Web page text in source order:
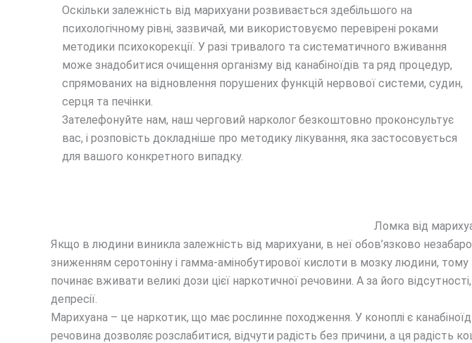
Оскільки залежність від марихуани розвивається здебільшого на
психологічному рівні, зазвичай, ми використовуємо перевірені роками
методики психокорекції. У разі тривалого та систематичного вживання
може знадобитися очищення організму від канабіноїдів та ряд процедур,
спрямованих на відновлення порушених функцій нервової системи, судин,
серця та печінки.
Зателефонуйте нам, наш черговий нарколог безкоштовно проконсультує
вас, і розповість докладніше про методику лікування, яка застосовується
для вашого конкретного випадку.
Ломка від
Якщо в людини виникла залежність від марихуани, в неї обов’язково
зниженням серотоніну і гамма-амінобутирової кислоти в мозку людини,
починає вживати великі дози цієї наркотичної речовини. А за його
депресії.
Марихуана – це наркотик, що має рослинне походження. У коноплі є
речовина дозволяє розслабитися, відчути радість без причини, а ця радість